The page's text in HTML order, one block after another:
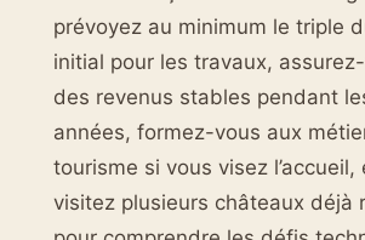
prévoyez au minimum le triple
initial pour les travaux, assurez-
des revenus stables pendant
années, formez-vous aux
tourisme si vous visez
visitez plusieurs châteaux déjà